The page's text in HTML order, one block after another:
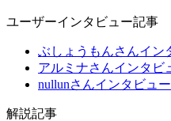
ユーザーインタビュー記事
ぶしょうもんさんイン
アルミナさんインタビ
nullunさんインタビュー
解説記事